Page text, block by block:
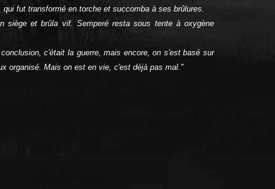
fut transformé en torche et succomba à ses brûlures.
siège et brûla vif. Semperé resta sous tente à oxygène
c'était la guerre, mais encore, on s'est basé sur
organisé. Mais on est en vie, c'est déjà pas mal."